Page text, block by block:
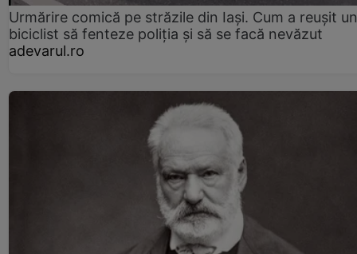
Urmărire comică pe străzile din Iași. Cum a reușit un
biciclist să fenteze poliția și să se facă nevăzut
adevarul.ro